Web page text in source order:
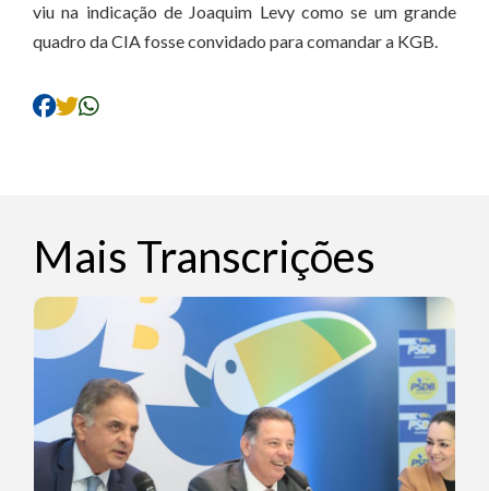
viu na indicação de Joaquim Levy como se um grande
quadro da CIA fosse convidado para comandar a KGB.
Mais Transcrições